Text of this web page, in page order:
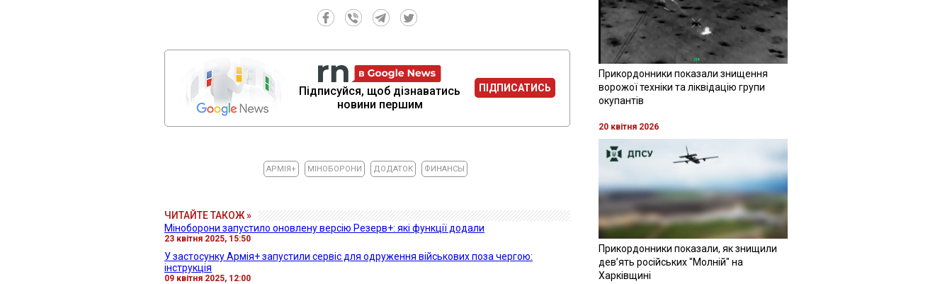
Підписуйся, щоб дізнаватись
новини першим
ПІДПИСАТИСЬ
АРМІЯ+ МІНОБОРОНИ ДОДАТОК ФИНАНСЫ
ЧИТАЙТЕ ТАКОЖ »
Міноборони запустило оновлену версію Резерв+: які функції додали
23 квітня 2025, 15:50
У застосунку Армія+ запустили сервіс для одруження військових поза чергою:
інструкція
09 квітня 2025, 12:00
Прикордонники показали знищення
ворожої техніки та ліквідацію групи
окупантів
20 квітня 2026
Прикордонники показали, як знищили
девʼять російських "Молній" на
Харківщині